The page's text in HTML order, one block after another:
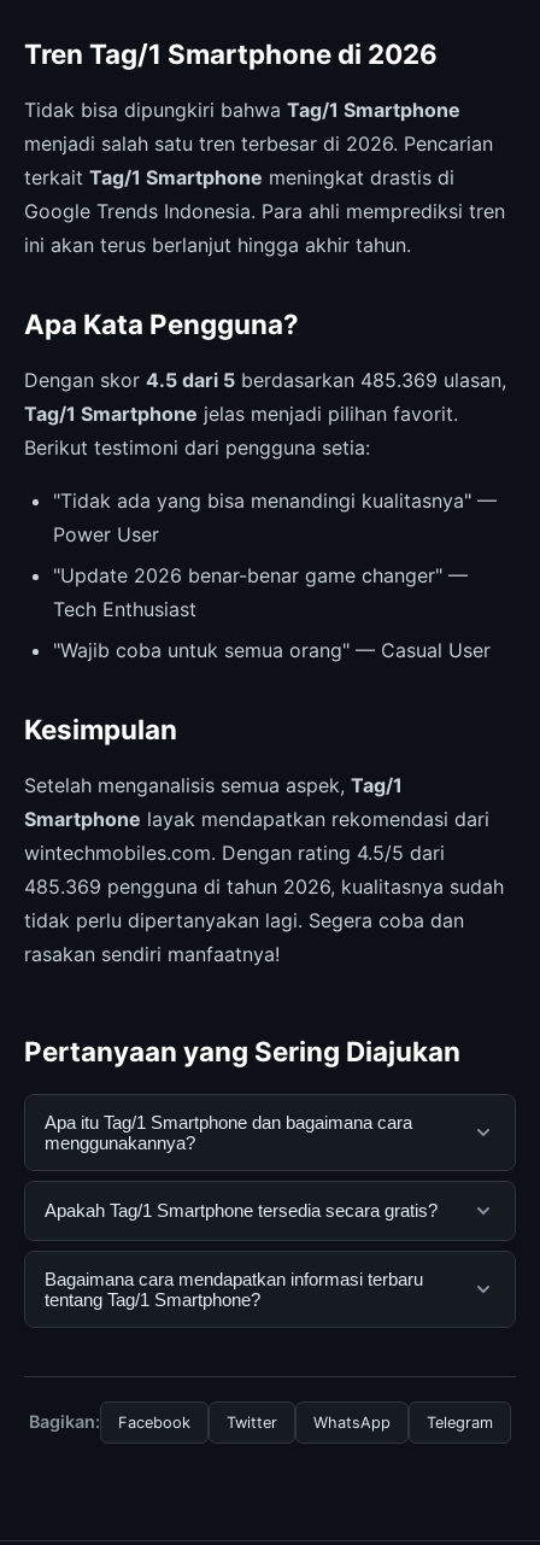
Tren Tag/1 Smartphone di 2026
Tidak bisa dipungkiri bahwa Tag/1 Smartphone
menjadi salah satu tren terbesar di 2026. Pencarian
terkait Tag/1 Smartphone meningkat drastis di
Google Trends Indonesia. Para ahli memprediksi tren
ini akan terus berlanjut hingga akhir tahun.
Apa Kata Pengguna?
Dengan skor 4.5 dari 5 berdasarkan 485.369 ulasan,
Tag/1 Smartphone jelas menjadi pilihan favorit.
Berikut testimoni dari pengguna setia:
"Tidak ada yang bisa menandingi kualitasnya" —
Power User
"Update 2026 benar-benar game changer" —
Tech Enthusiast
"Wajib coba untuk semua orang" — Casual User
Kesimpulan
Setelah menganalisis semua aspek, Tag/1
Smartphone layak mendapatkan rekomendasi dari
wintechmobiles.com. Dengan rating 4.5/5 dari
485.369 pengguna di tahun 2026, kualitasnya sudah
tidak perlu dipertanyakan lagi. Segera coba dan
rasakan sendiri manfaatnya!
Pertanyaan yang Sering Diajukan
Apa itu Tag/1 Smartphone dan bagaimana cara
menggunakannya?
Tag/1 Smartphone adalah layanan digital yang
informasi lengkap dan terpercaya. Anda dapat
menggunakannya dengan mengunjungi situs resmi dan
mengikuti panduan yang tersedia.
Apakah Tag/1 Smartphone tersedia secara gratis?
Ya, Tag/1 Smartphone dapat diakses secara gratis oleh
semua pengguna. Tidak ada biaya tersembunyi atau
langganan yang diperlukan untuk menggunakan layanan
Bagaimana cara mendapatkan informasi terbaru
tentang Tag/1 Smartphone?
kami secara berkala. Kami selalu memperbarui konten
dengan informasi terkini dan terpercaya.
Bagikan: Facebook Twitter WhatsApp Telegram